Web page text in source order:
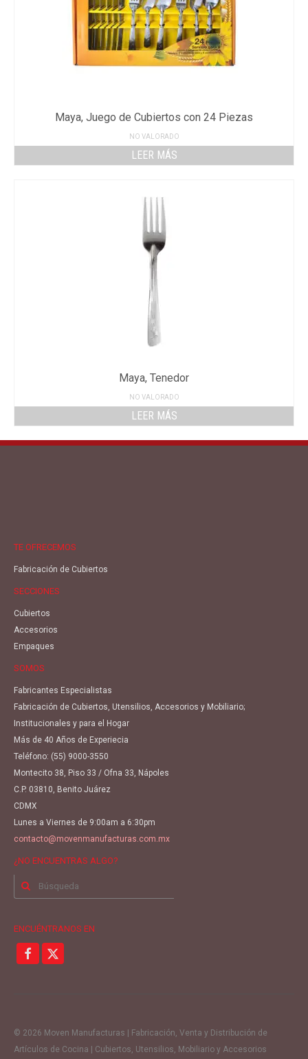
Maya, Juego de Cubiertos con 24 Piezas
NO VALORADO
LEER MÁS
Maya, Tenedor
NO VALORADO
LEER MÁS
TE OFRECEMOS
Fabricación de Cubiertos
SECCIONES
Cubiertos
Accesorios
Empaques
SOMOS
Fabricantes Especialistas
Fabricación de Cubiertos, Utensilios, Accesorios y Mobiliario;
Institucionales y para el Hogar
Más de 40 Años de Experiecia
Teléfono: (55) 9000-3550
Montecito 38, Piso 33 / Ofna 33, Nápoles
C.P. 03810, Benito Juárez
CDMX
Lunes a Viernes de 9:00am a 6:30pm
contacto@movenmanufacturas.com.mx
¿NO ENCUENTRAS ALGO?
Buscar
ENCUÉNTRANOS EN
© 2026 Moven Manufacturas | Fabricación, Venta y Distribución de
Artículos de Cocina | Cubiertos, Utensilios, Mobiliario y Accesorios